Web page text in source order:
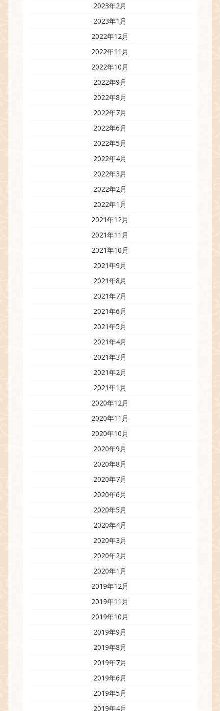
2023年2月
2023年1月
2022年12月
2022年11月
2022年10月
2022年9月
2022年8月
2022年7月
2022年6月
2022年5月
2022年4月
2022年3月
2022年2月
2022年1月
2021年12月
2021年11月
2021年10月
2021年9月
2021年8月
2021年7月
2021年6月
2021年5月
2021年4月
2021年3月
2021年2月
2021年1月
2020年12月
2020年11月
2020年10月
2020年9月
2020年8月
2020年7月
2020年6月
2020年5月
2020年4月
2020年3月
2020年2月
2020年1月
2019年12月
2019年11月
2019年10月
2019年9月
2019年8月
2019年7月
2019年6月
2019年5月
2019年4月